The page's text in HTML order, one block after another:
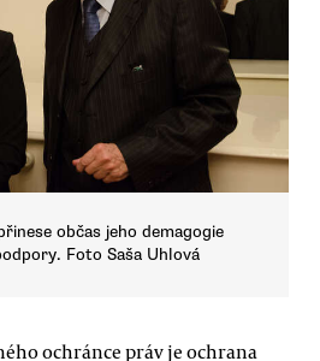
občas jeho demagogie
Foto Saša Uhlová
ochránce práv je ochrana